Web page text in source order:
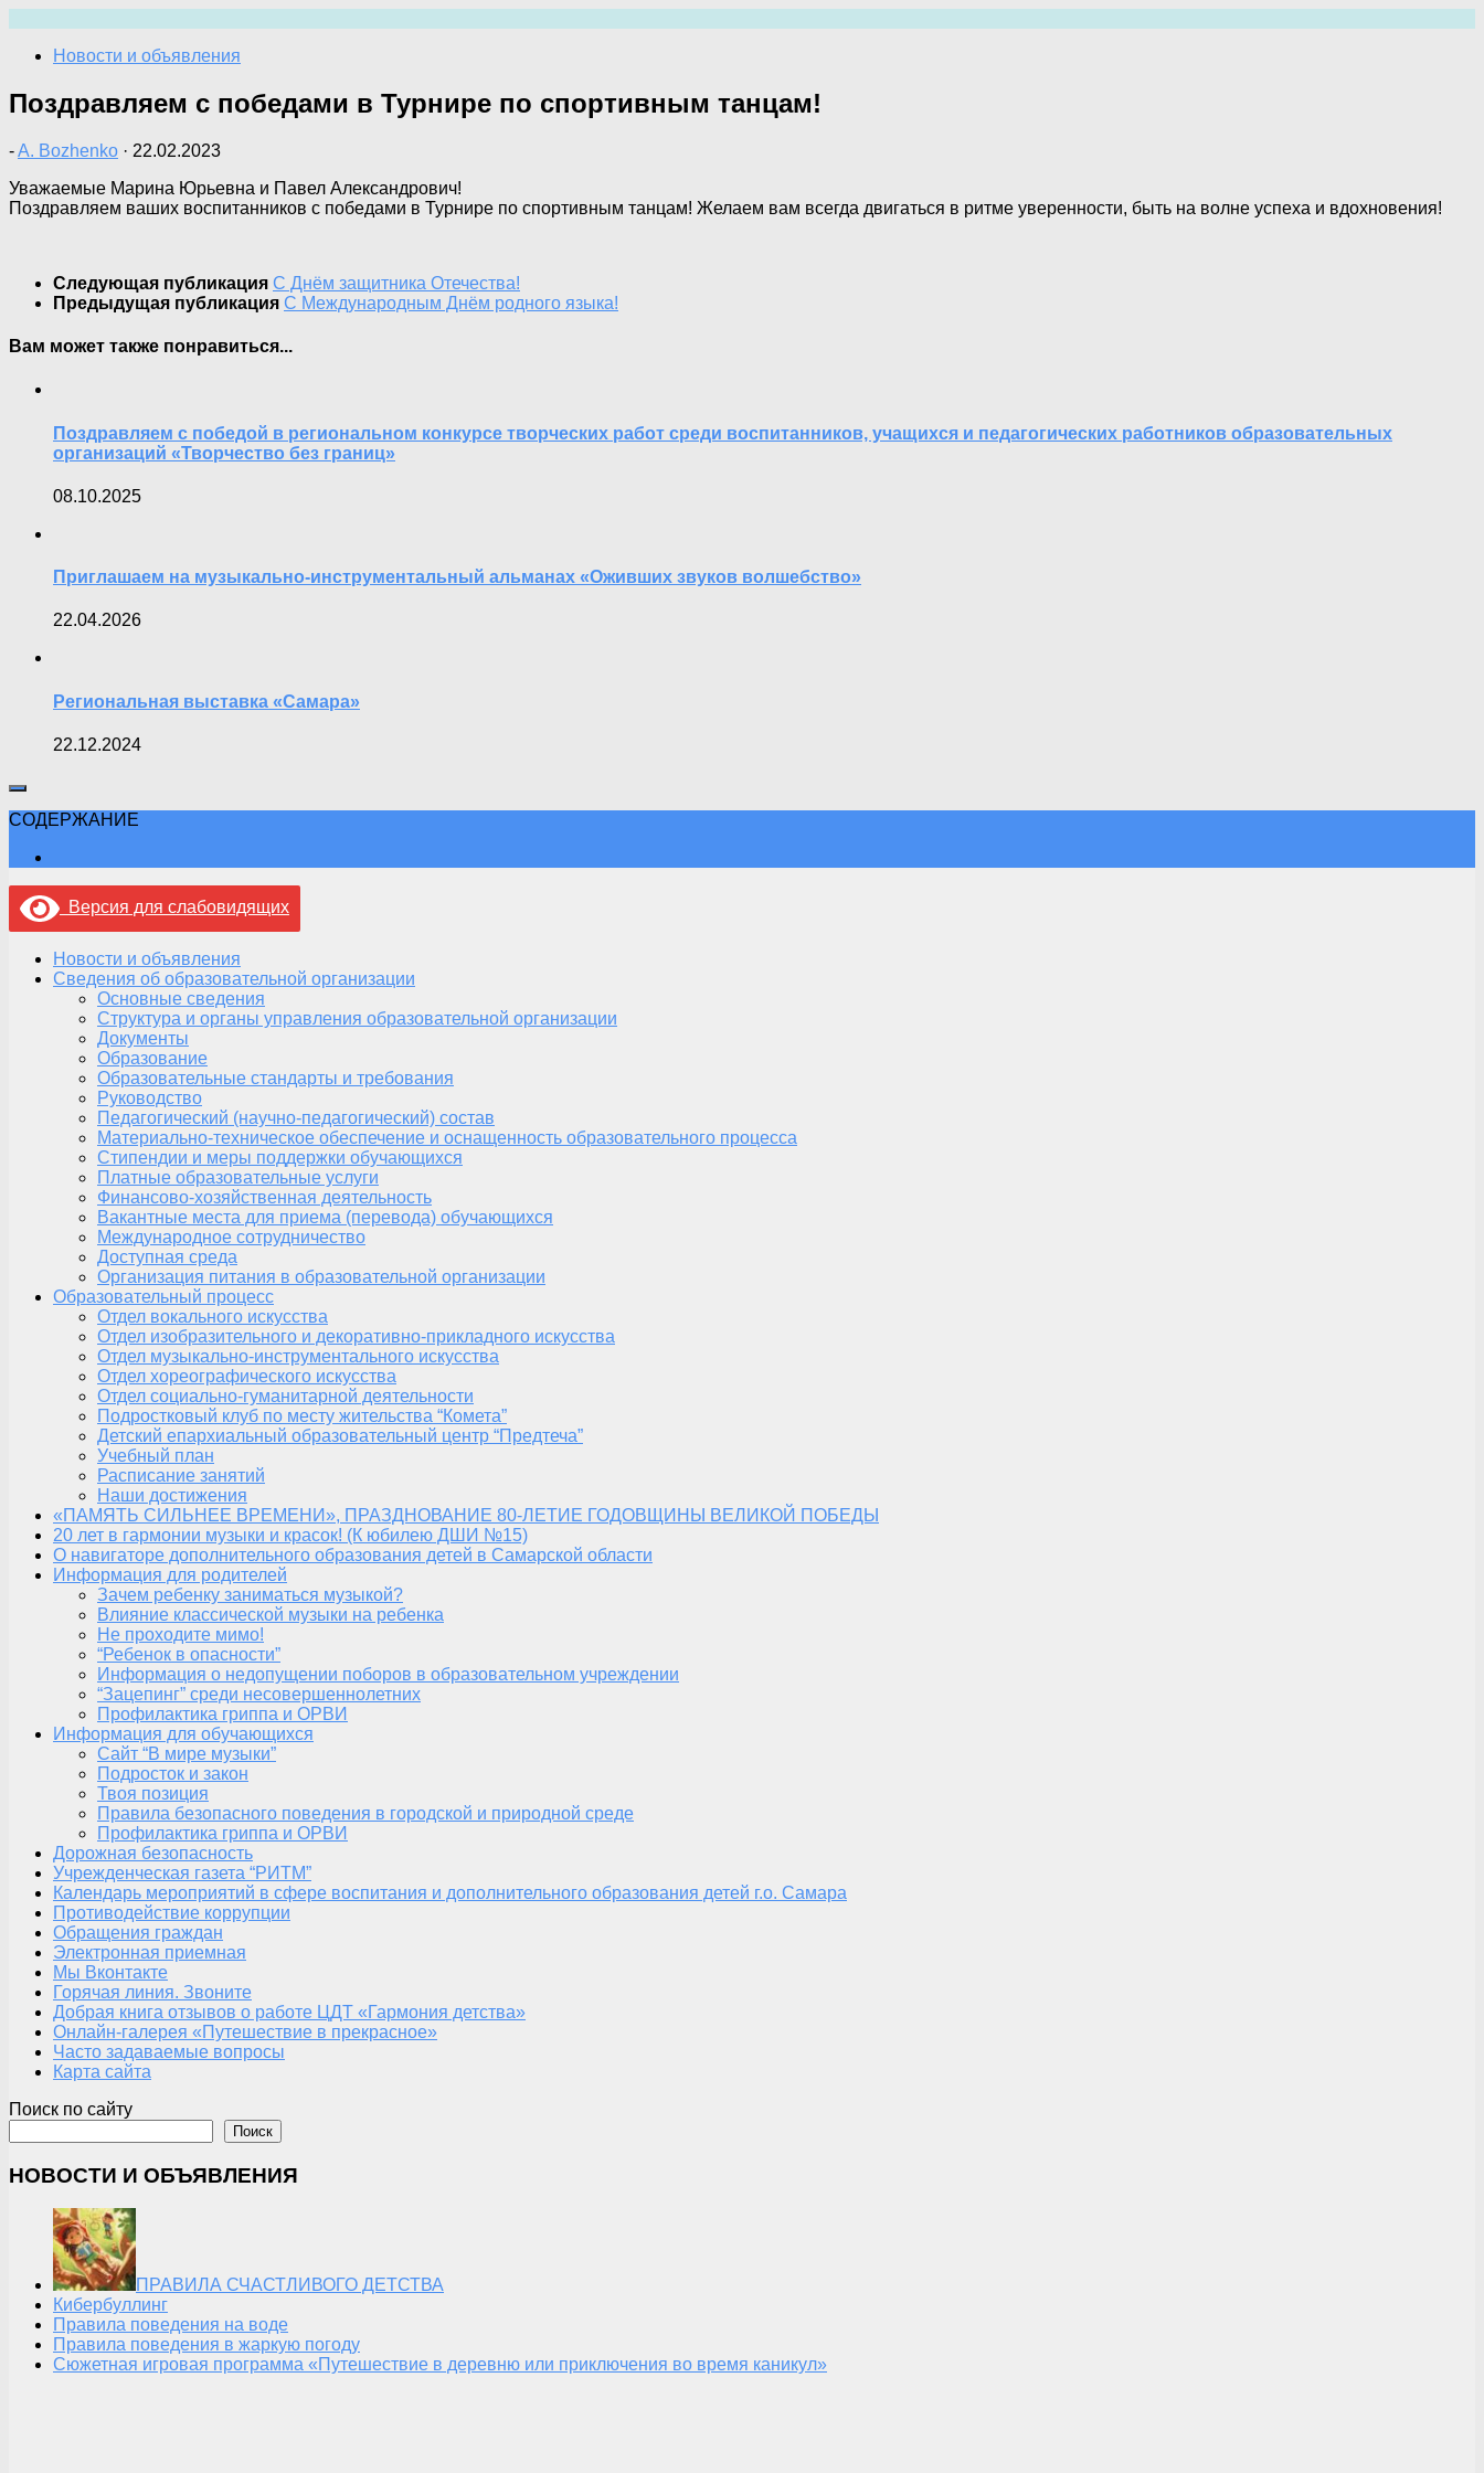
содержимому
Новости и объявления
Поздравляем с победами в Турнире по спортивным танцам!
-A. Bozhenko · 22.02.2023
Уважаемые Марина Юрьевна и Павел Александрович!
Поздравляем ваших воспитанников с победами в Турнире по спортивным танцам! Желаем вам всегда двигаться в ритме уверенности, быть на волне успеха и вдохновения!
Следующая публикация С Днём защитника Отечества!
Предыдущая публикация С Международным Днём родного языка!
Вам может также понравиться...
Поздравляем с победой в региональном конкурсе творческих работ среди воспитанников, учащихся и педагогических работников образовательных
организаций «Творчество без границ»
08.10.2025
Приглашаем на музыкально-инструментальный альманах «Оживших звуков волшебство»
22.04.2026
Региональная выставка «Самара»
22.12.2024
СОДЕРЖАНИЕ
Версия для слабовидящих
Новости и объявления
Сведения об образовательной организации
Основные сведения
Структура и органы управления образовательной организации
Документы
Образование
Образовательные стандарты и требования
Руководство
Педагогический (научно-педагогический) состав
Материально-техническое обеспечение и оснащенность образовательного процесса
Стипендии и меры поддержки обучающихся
Платные образовательные услуги
Финансово-хозяйственная деятельность
Вакантные места для приема (перевода) обучающихся
Международное сотрудничество
Доступная среда
Организация питания в образовательной организации
Образовательный процесс
Отдел вокального искусства
Отдел изобразительного и декоративно-прикладного искусства
Отдел музыкально-инструментального искусства
Отдел хореографического искусства
Отдел социально-гуманитарной деятельности
Подростковый клуб по месту жительства “Комета”
Детский епархиальный образовательный центр “Предтеча”
Учебный план
Расписание занятий
Наши достижения
«ПАМЯТЬ СИЛЬНЕЕ ВРЕМЕНИ», ПРАЗДНОВАНИЕ 80-ЛЕТИЕ ГОДОВЩИНЫ ВЕЛИКОЙ ПОБЕДЫ
20 лет в гармонии музыки и красок! (К юбилею ДШИ №15)
О навигаторе дополнительного образования детей в Самарской области
Информация для родителей
Зачем ребенку заниматься музыкой?
Влияние классической музыки на ребенка
Не проходите мимо!
“Ребенок в опасности”
Информация о недопущении поборов в образовательном учреждении
“Зацепинг” среди несовершеннолетних
Профилактика гриппа и ОРВИ
Информация для обучающихся
Сайт “В мире музыки”
Подросток и закон
Твоя позиция
Правила безопасного поведения в городской и природной среде
Профилактика гриппа и ОРВИ
Дорожная безопасность
Учрежденческая газета “РИТМ”
Календарь мероприятий в сфере воспитания и дополнительного образования детей г.о. Самара
Противодействие коррупции
Обращения граждан
Электронная приемная
Мы Вконтакте
Горячая линия. Звоните
Добрая книга отзывов о работе ЦДТ «Гармония детства»
Онлайн-галерея «Путешествие в прекрасное»
Часто задаваемые вопросы
Карта сайта
Поиск по сайту
Поиск
НОВОСТИ И ОБЪЯВЛЕНИЯ
ПРАВИЛА СЧАСТЛИВОГО ДЕТСТВА
Кибербуллинг
Правила поведения на воде
Правила поведения в жаркую погоду
Сюжетная игровая программа «Путешествие в деревню или приключения во время каникул»